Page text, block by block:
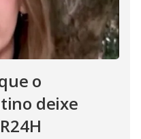
o
deixe